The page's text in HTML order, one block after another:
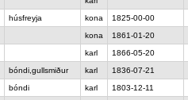
húsfreyja kona
1825-00-00
kona
1861-01-20
karl
1866-05-20
bóndi,gullsmiður karl
1836-07-21
bóndi karl
1803-12-11